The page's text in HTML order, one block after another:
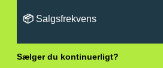
📦 Salgsfrekvens
Sælger du kontinuerligt?